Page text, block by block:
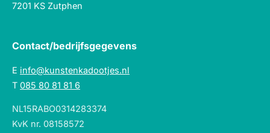
7201 KS Zutphen
Contact/bedrijfsgegevens
E info@kunstenkadootjes.nl
T 085 80 81 81 6
NL15RABO0314283374
KvK nr. 08158572